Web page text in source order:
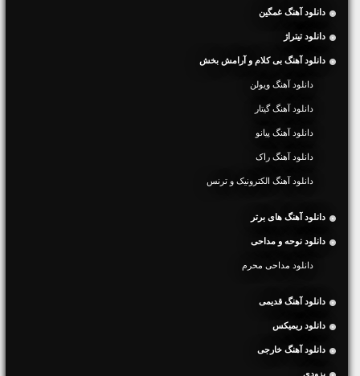
دانلود آهنگ غمگین
دانلود تیتراژ
دانلود آهنگ بی کلام و آرامش بخش
دانلود آهنگ ویولن
دانلود آهنگ گیتار
دانلود آهنگ پیانو
دانلود آهنگ راک
دانلود آهنگ الکترونیک و ترنس
دانلود آهنگ های برتر
دانلود نوحه و مداحی
دانلود مداحی محرم
دانلود آهنگ قدیمی
دانلود ریمیکس
دانلود آهنگ خارجی
بزودی